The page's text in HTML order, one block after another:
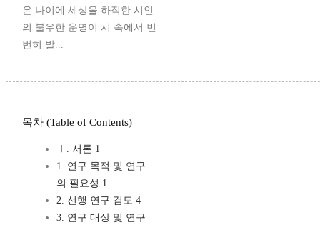
은 나이에 세상을 하직한 시인
의 불우한 운명이 시 속에서 빈
번히 발...
목차 (Table of Contents)
Ⅰ. 서론 1
1. 연구 목적 및 연구
의 필요성 1
2. 선행 연구 검토 4
3. 연구 대상 및 연구